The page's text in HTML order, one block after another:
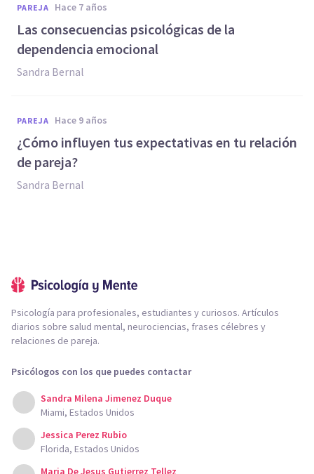
PAREJA hace 7 años
Las consecuencias psicológicas de la
dependencia emocional
Sandra Bernal
PAREJA hace 9 años
¿Cómo influyen tus expectativas en tu relación
de pareja?
Sandra Bernal
Psicología para profesionales, estudiantes y curiosos. Artículos
diarios sobre salud mental, neurociencias, frases célebres y
relaciones de pareja.
Psicólogos con los que puedes contactar
Sandra Milena Jimenez Duque
Miami, Estados Unidos
Jessica Perez Rubio
Florida, Estados Unidos
Maria De Jesus Gutierrez Tellez